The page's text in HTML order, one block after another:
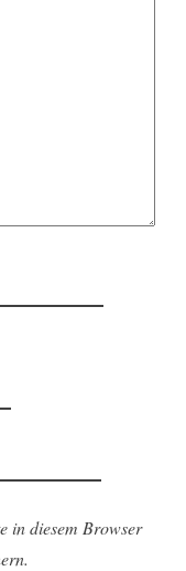
in diesem Browser